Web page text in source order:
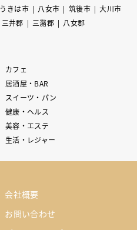
うきは市 八女市 筑後市
大川市
三井郡 三潴郡 八女郡
カフェ
居酒屋・BAR
スイーツ・パン
健康・ヘルス
美容・エステ
生活・レジャー
会社概要
お問い合わせ